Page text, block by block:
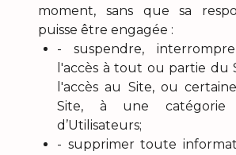
moment, sans que sa
puisse être engagée :
- suspendre,
l'accès à tout ou partie du
l'accès au Site, ou
Site, à une catégorie
d’Utilisateurs;
- supprimer toute